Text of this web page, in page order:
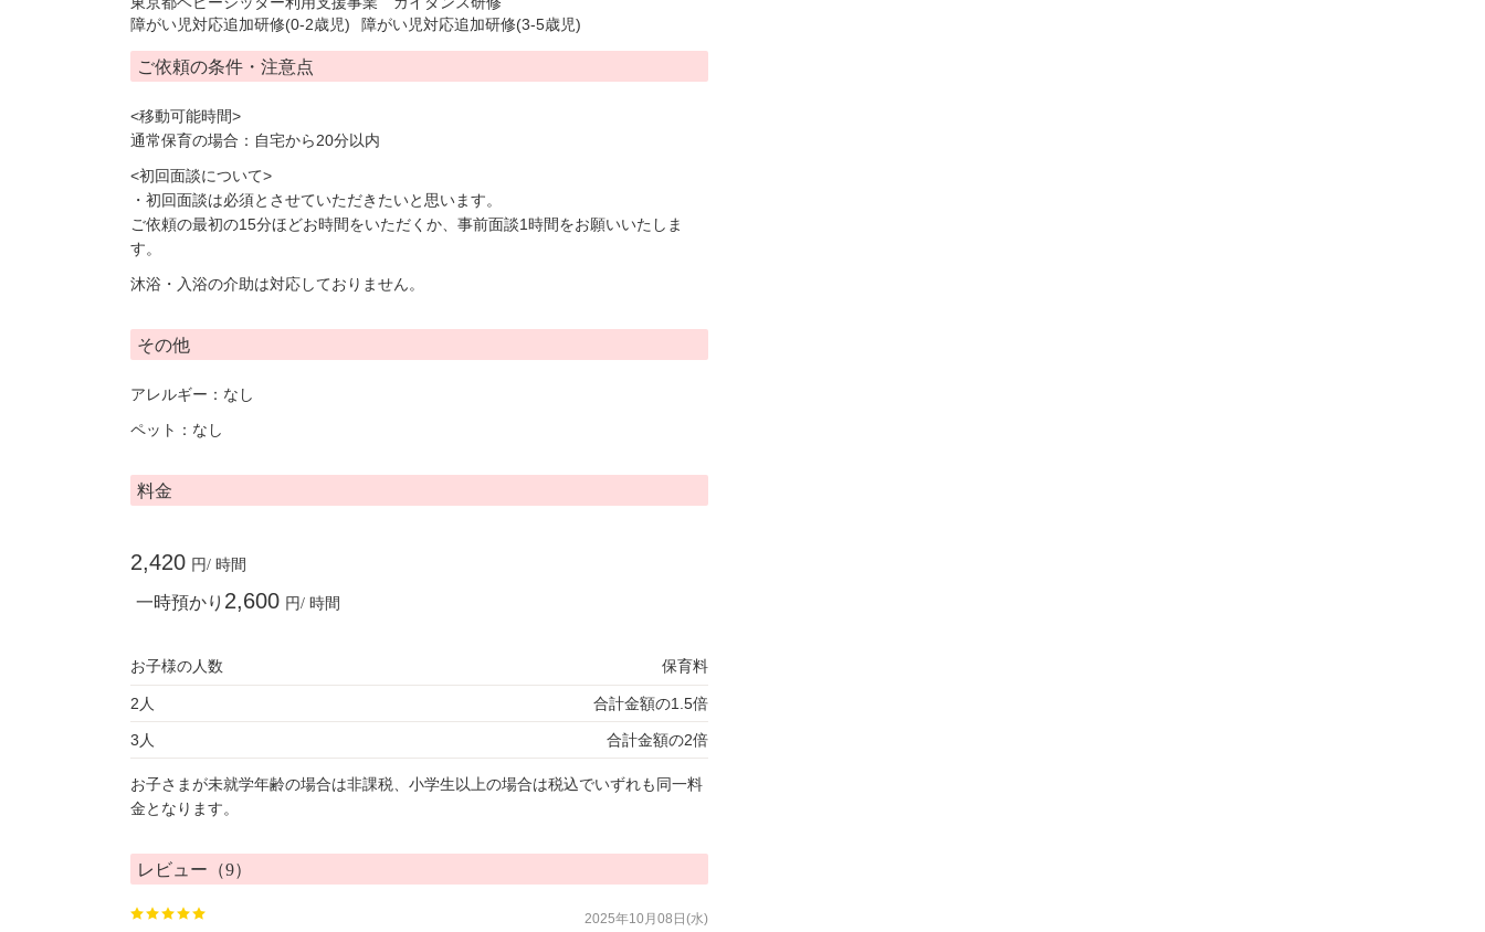
障がい児対応追加研修(0-2歳児)
障がい児対応追加研修(3-5歳児)
ご依頼の条件・注意点
<移動可能時間>
通常保育の場合：自宅から20分以内
<初回面談について>
・初回面談は必須とさせていただきたいと思います。
ご依頼の最初の15分ほどお時間をいただくか、事前面談1時間をお願いいたしま
す。
沐浴・入浴の介助は対応しておりません。
その他
アレルギー：なし
ペット：なし
料金
2,420 円/ 時間
一時預かり 2,600 円/ 時間
お子様の人数 保育料
2人 合計金額の1.5倍
3人 合計金額の2倍
お子さまが未就学年齢の場合は非課税、小学生以上の場合は税込でいずれも同一料
金となります。
レビュー（9）
2025年10月08日(水)